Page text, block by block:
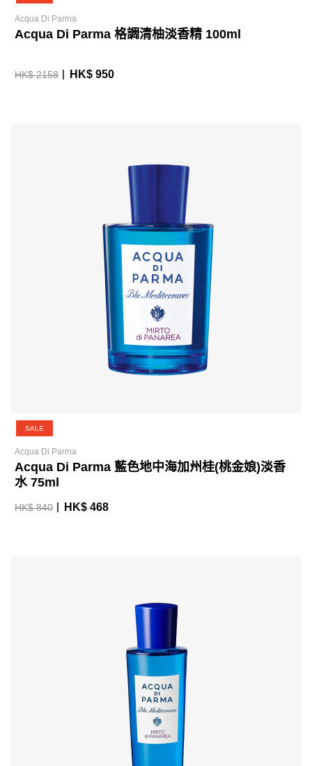
Acqua Di Parma
Acqua Di Parma 格調清柚淡香精 100ml
HK$ 2158 HK$ 950
SALE
Acqua Di Parma
Acqua Di Parma 藍色地中海加州桂(桃金娘)淡香
水 75ml
HK$ 840 HK$ 468